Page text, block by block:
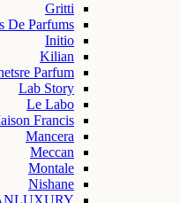
Gritti
De Parfums
Initio
Kilian
Parfum
Lab Story
Le Labo
Francis
Mancera
Meccan
Montale
Nishane